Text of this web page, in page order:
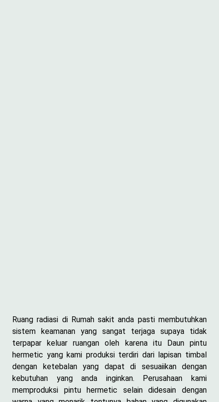
Ruang radiasi di Rumah sakit anda pasti membutuhkan
sistem keamanan yang sangat terjaga supaya tidak
terpapar keluar ruangan oleh karena itu Daun pintu
hermetic yang kami produksi terdiri dari lapisan timbal
dengan ketebalan yang dapat di sesuaiikan dengan
kebutuhan yang anda inginkan. Perusahaan kami
memproduksi pintu hermetic selain didesain dengan